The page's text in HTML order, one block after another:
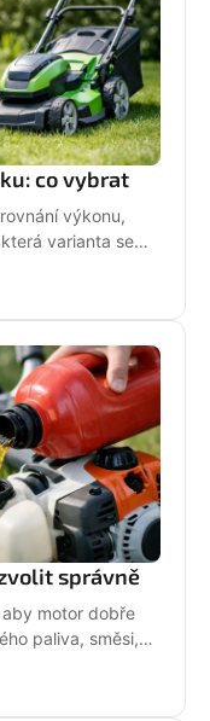
co vybrat
výkonu,
varianta se
správně
motor dobře
paliva, směsi,